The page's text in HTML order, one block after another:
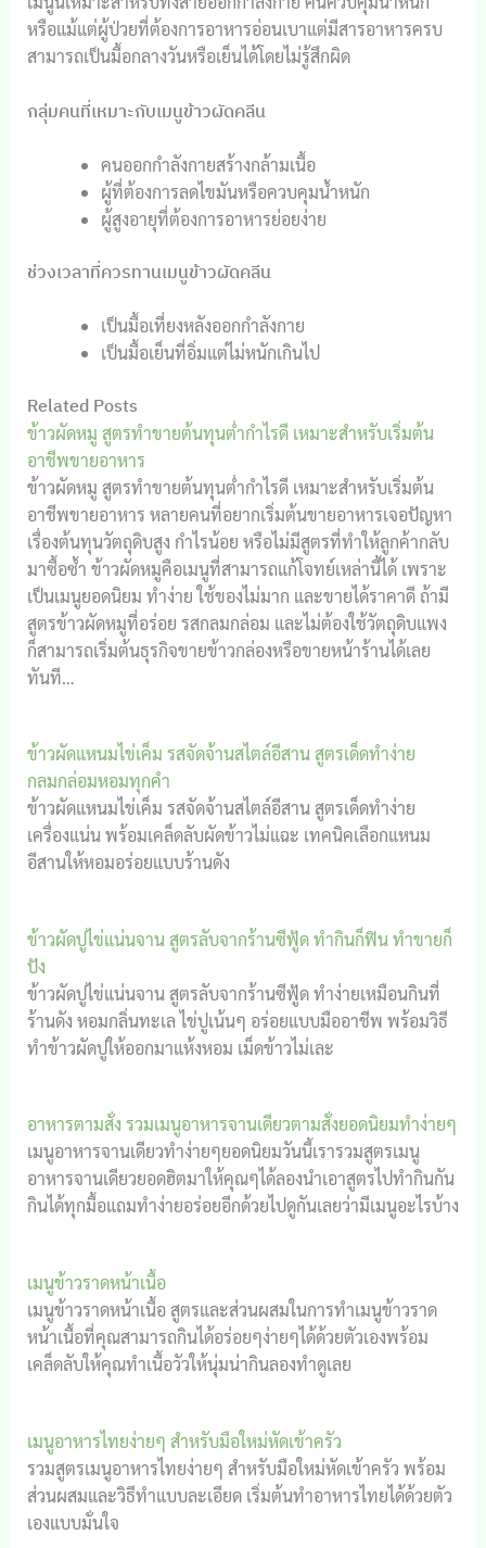
หรือแม้แต่ผู้ป่วยที่ต้องการอาหารอ่อนเบาแต่มีสารอาหารครบ
สามารถเป็นมื้อกลางวันหรือเย็นได้โดยไม่รู้สึกผิด
กลุ่มคนที่เหมาะกับเมนูข้าวผัดคลีน
คนออกกำลังกายสร้างกล้ามเนื้อ
ผู้ที่ต้องการลดไขมันหรือควบคุมน้ำหนัก
ผู้สูงอายุที่ต้องการอาหารย่อยง่าย
ช่วงเวลาที่ควรทานเมนูข้าวผัดคลีน
เป็นมื้อเที่ยงหลังออกกำลังกาย
เป็นมื้อเย็นที่อิ่มแต่ไม่หนักเกินไป
Related Posts
ข้าวผัดหมู สูตรทำขายต้นทุนต่ำกำไรดี เหมาะสำหรับเริ่มต้น
อาชีพขายอาหาร
ข้าวผัดหมู สูตรทำขายต้นทุนต่ำกำไรดี เหมาะสำหรับเริ่มต้น
อาชีพขายอาหาร หลายคนที่อยากเริ่มต้นขายอาหารเจอปัญหา
เรื่องต้นทุนวัตถุดิบสูง กำไรน้อย หรือไม่มีสูตรที่ทำให้ลูกค้ากลับ
มาซื้อซ้ำ ข้าวผัดหมูคือเมนูที่สามารถแก้โจทย์เหล่านี้ได้ เพราะ
เป็นเมนูยอดนิยม ทำง่าย ใช้ของไม่มาก และขายได้ราคาดี ถ้ามี
สูตรข้าวผัดหมูที่อร่อย รสกลมกล่อม และไม่ต้องใช้วัตถุดิบแพง
ก็สามารถเริ่มต้นธุรกิจขายข้าวกล่องหรือขายหน้าร้านได้เลย
ทันที…
ข้าวผัดแหนมไข่เค็ม รสจัดจ้านสไตล์อีสาน สูตรเด็ดทำง่าย
กลมกล่อมหอมทุกคำ
ข้าวผัดแหนมไข่เค็ม รสจัดจ้านสไตล์อีสาน สูตรเด็ดทำง่าย
เครื่องแน่น พร้อมเคล็ดลับผัดข้าวไม่แฉะ เทคนิคเลือกแหนม
อีสานให้หอมอร่อยแบบร้านดัง
ข้าวผัดปูไข่แน่นจาน สูตรลับจากร้านซีฟู้ด ทำกินก็ฟิน ทำขายก็
ปัง
ข้าวผัดปูไข่แน่นจาน สูตรลับจากร้านซีฟู้ด ทำง่ายเหมือนกินที่
ร้านดัง หอมกลิ่นทะเล ไข่ปูเน้นๆ อร่อยแบบมืออาชีพ พร้อมวิธี
ทำข้าวผัดปูให้ออกมาแห้งหอม เม็ดข้าวไม่เละ
อาหารตามสั่ง รวมเมนูอาหารจานเดียวตามสั่งยอดนิยมทำง่ายๆ
เมนูอาหารจานเดียวทำง่ายๆยอดนิยมวันนี้เรารวมสูตรเมนู
อาหารจานเดียวยอดฮิตมาให้คุณๆได้ลองนำเอาสูตรไปทำกินกัน
กินได้ทุกมื้อแถมทำง่ายอร่อยอีกด้วยไปดูกันเลยว่ามีเมนูอะไรบ้าง
เมนูข้าวราดหน้าเนื้อ
เมนูข้าวราดหน้าเนื้อ สูตรและส่วนผสมในการทำเมนูข้าวราด
หน้าเนื้อที่คุณสามารถกินได้อร่อยๆง่ายๆได้ด้วยตัวเองพร้อม
เคล็ดลับให้คุณทำเนื้อวัวให้นุ่มน่ากินลองทำดูเลย
เมนูอาหารไทยง่ายๆ สำหรับมือใหม่หัดเข้าครัว
รวมสูตรเมนูอาหารไทยง่ายๆ สำหรับมือใหม่หัดเข้าครัว พร้อม
ส่วนผสมและวิธีทำแบบละเอียด เริ่มต้นทำอาหารไทยได้ด้วยตัว
เองแบบมั่นใจ